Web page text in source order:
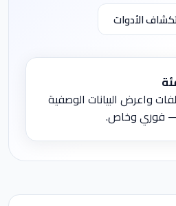
الأدوات
واعرض البيانات الوصفية
— فوري وخاص.